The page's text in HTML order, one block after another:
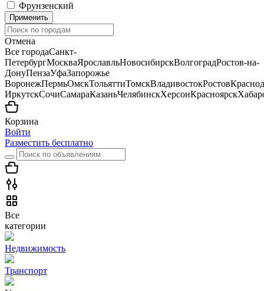
Фрунзенский
Применить
Отмена
Все городаСанкт-
ПетербургМоскваЯрославльНовосибирскВолгоградРостов-на-
ДонуПензаУфаЗапорожье
ВоронежПермьОмскТольяттиТомскВладивостокРостов
ИркутскСочиСамараКазаньЧелябинскХерсонКрасноярск
Корзина
Войти
Разместить бесплатно
Все
категории
Недвижимость
Транспорт